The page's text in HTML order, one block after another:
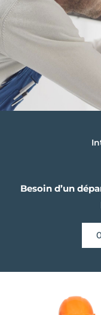
Besoin d’un